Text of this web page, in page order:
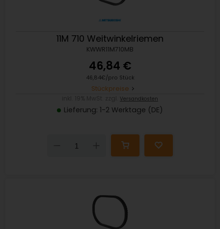
11M 710 Weitwinkelriemen
KWWR11M710MB
46,84 €
46,84€/pro Stück
Stückpreise
Versandkosten
Lieferung: 1-2 Werktage (DE)
Down